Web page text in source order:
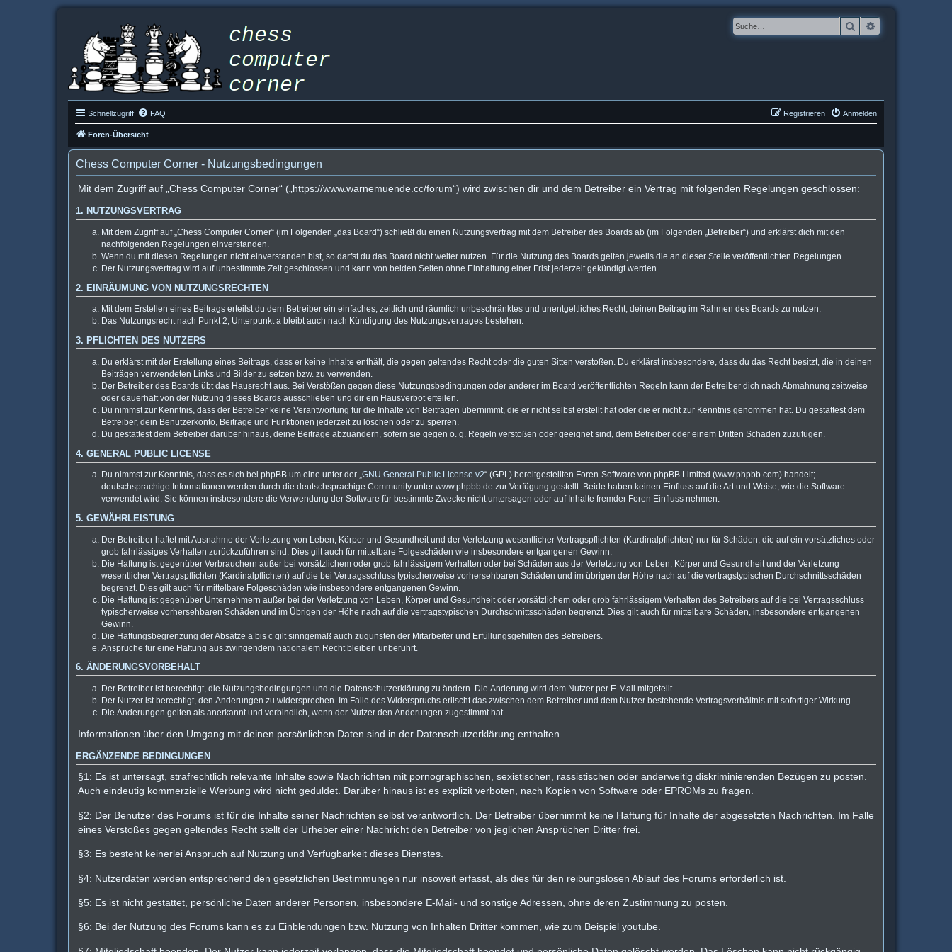
Suche
Schnellzugriff FAQ Anmelden
Registrieren
Foren-Übersicht
Chess Computer Corner - Nutzungsbedingungen
Mit dem Zugriff auf „Chess Computer Corner“ („https://www.warnemuende.cc/forum“) wird zwischen dir und dem Betreiber ein Vertrag mit folgenden Regelungen geschlossen:
1. NUTZUNGSVERTRAG
Mit dem Zugriff auf „Chess Computer Corner“ (im Folgenden „das Board“) schließt du einen Nutzungsvertrag mit dem Betreiber des Boards ab (im Folgenden „Betreiber“) und erklärst dich mit den
nachfolgenden Regelungen einverstanden.
Wenn du mit diesen Regelungen nicht einverstanden bist, so darfst du das Board nicht weiter nutzen. Für die Nutzung des Boards gelten jeweils die an dieser Stelle veröffentlichten Regelungen.
Der Nutzungsvertrag wird auf unbestimmte Zeit geschlossen und kann von beiden Seiten ohne Einhaltung einer Frist jederzeit gekündigt werden.
2. EINRÄUMUNG VON NUTZUNGSRECHTEN
Mit dem Erstellen eines Beitrags erteilst du dem Betreiber ein einfaches, zeitlich und räumlich unbeschränktes und unentgeltliches Recht, deinen Beitrag im Rahmen des Boards zu nutzen.
Das Nutzungsrecht nach Punkt 2, Unterpunkt a bleibt auch nach Kündigung des Nutzungsvertrages bestehen.
3. PFLICHTEN DES NUTZERS
Du erklärst mit der Erstellung eines Beitrags, dass er keine Inhalte enthält, die gegen geltendes Recht oder die guten Sitten verstoßen. Du erklärst insbesondere, dass du das Recht besitzt, die in deinen
Beiträgen verwendeten Links und Bilder zu setzen bzw. zu verwenden.
Der Betreiber des Boards übt das Hausrecht aus. Bei Verstößen gegen diese Nutzungsbedingungen oder anderer im Board veröffentlichten Regeln kann der Betreiber dich nach Abmahnung zeitweise
oder dauerhaft von der Nutzung dieses Boards ausschließen und dir ein Hausverbot erteilen.
Du nimmst zur Kenntnis, dass der Betreiber keine Verantwortung für die Inhalte von Beiträgen übernimmt, die er nicht selbst erstellt hat oder die er nicht zur Kenntnis genommen hat. Du gestattest dem
Betreiber, dein Benutzerkonto, Beiträge und Funktionen jederzeit zu löschen oder zu sperren.
Du gestattest dem Betreiber darüber hinaus, deine Beiträge abzuändern, sofern sie gegen o. g. Regeln verstoßen oder geeignet sind, dem Betreiber oder einem Dritten Schaden zuzufügen.
4. GENERAL PUBLIC LICENSE
Du nimmst zur Kenntnis, dass es sich bei phpBB um eine unter der „GNU General Public License v2“ (GPL) bereitgestellten Foren-Software von phpBB Limited (www.phpbb.com) handelt;
deutschsprachige Informationen werden durch die deutschsprachige Community unter www.phpbb.de zur Verfügung gestellt. Beide haben keinen Einfluss auf die Art und Weise, wie die Software
verwendet wird. Sie können insbesondere die Verwendung der Software für bestimmte Zwecke nicht untersagen oder auf Inhalte fremder Foren Einfluss nehmen.
5. GEWÄHRLEISTUNG
Der Betreiber haftet mit Ausnahme der Verletzung von Leben, Körper und Gesundheit und der Verletzung wesentlicher Vertragspflichten (Kardinalpflichten) nur für Schäden, die auf ein vorsätzliches oder
grob fahrlässiges Verhalten zurückzuführen sind. Dies gilt auch für mittelbare Folgeschäden wie insbesondere entgangenen Gewinn.
Die Haftung ist gegenüber Verbrauchern außer bei vorsätzlichem oder grob fahrlässigem Verhalten oder bei Schäden aus der Verletzung von Leben, Körper und Gesundheit und der Verletzung
wesentlicher Vertragspflichten (Kardinalpflichten) auf die bei Vertragsschluss typischerweise vorhersehbaren Schäden und im übrigen der Höhe nach auf die vertragstypischen Durchschnittsschäden
begrenzt. Dies gilt auch für mittelbare Folgeschäden wie insbesondere entgangenen Gewinn.
Die Haftung ist gegenüber Unternehmern außer bei der Verletzung von Leben, Körper und Gesundheit oder vorsätzlichem oder grob fahrlässigem Verhalten des Betreibers auf die bei Vertragsschluss
typischerweise vorhersehbaren Schäden und im Übrigen der Höhe nach auf die vertragstypischen Durchschnittsschäden begrenzt. Dies gilt auch für mittelbare Schäden, insbesondere entgangenen
Gewinn.
Die Haftungsbegrenzung der Absätze a bis c gilt sinngemäß auch zugunsten der Mitarbeiter und Erfüllungsgehilfen des Betreibers.
Ansprüche für eine Haftung aus zwingendem nationalem Recht bleiben unberührt.
6. ÄNDERUNGSVORBEHALT
Der Betreiber ist berechtigt, die Nutzungsbedingungen und die Datenschutzerklärung zu ändern. Die Änderung wird dem Nutzer per E-Mail mitgeteilt.
Der Nutzer ist berechtigt, den Änderungen zu widersprechen. Im Falle des Widerspruchs erlischt das zwischen dem Betreiber und dem Nutzer bestehende Vertragsverhältnis mit sofortiger Wirkung.
Die Änderungen gelten als anerkannt und verbindlich, wenn der Nutzer den Änderungen zugestimmt hat.
Informationen über den Umgang mit deinen persönlichen Daten sind in der Datenschutzerklärung enthalten.
ERGÄNZENDE BEDINGUNGEN
§1: Es ist untersagt, strafrechtlich relevante Inhalte sowie Nachrichten mit pornographischen, sexistischen, rassistischen oder anderweitig diskriminierenden Bezügen zu posten.
Auch eindeutig kommerzielle Werbung wird nicht geduldet. Darüber hinaus ist es explizit verboten, nach Kopien von Software oder EPROMs zu fragen.
§2: Der Benutzer des Forums ist für die Inhalte seiner Nachrichten selbst verantwortlich. Der Betreiber übernimmt keine Haftung für Inhalte der abgesetzten Nachrichten. Im Falle
eines Verstoßes gegen geltendes Recht stellt der Urheber einer Nachricht den Betreiber von jeglichen Ansprüchen Dritter frei.
§3: Es besteht keinerlei Anspruch auf Nutzung und Verfügbarkeit dieses Dienstes.
§4: Nutzerdaten werden entsprechend den gesetzlichen Bestimmungen nur insoweit erfasst, als dies für den reibungslosen Ablauf des Forums erforderlich ist.
§5: Es ist nicht gestattet, persönliche Daten anderer Personen, insbesondere E-Mail- und sonstige Adressen, ohne deren Zustimmung zu posten.
§6: Bei der Nutzung des Forums kann es zu Einblendungen bzw. Nutzung von Inhalten Dritter kommen, wie zum Beispiel youtube.